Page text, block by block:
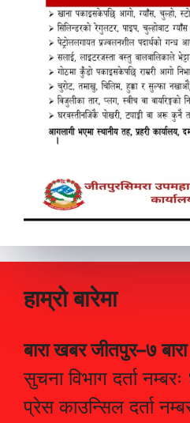
हाम्रो बारेमा
बारा खबर जीतपुर–७
सुचना विभाग दर्ता नम्बरः
प्रेस काउन्सिल दर्ता